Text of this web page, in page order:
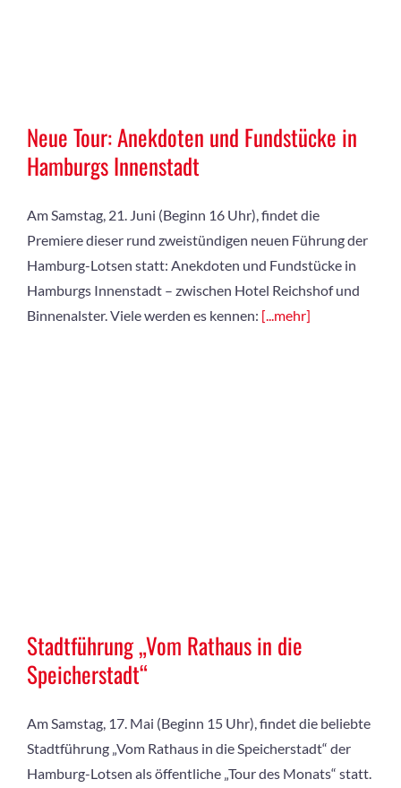
Neue Tour: Anekdoten und Fundstücke in
Hamburgs Innenstadt
Am Samstag, 21. Juni (Beginn 16 Uhr), findet die
Premiere dieser rund zweistündigen neuen Führung der
Hamburg-Lotsen statt: Anekdoten und Fundstücke in
Hamburgs Innenstadt – zwischen Hotel Reichshof und
Binnenalster. Viele werden es kennen: [...mehr]
Stadtführung „Vom Rathaus in die
Speicherstadt“
Am Samstag, 17. Mai (Beginn 15 Uhr), findet die beliebte
Stadtführung „Vom Rathaus in die Speicherstadt“ der
Hamburg-Lotsen als öffentliche „Tour des Monats“ statt.